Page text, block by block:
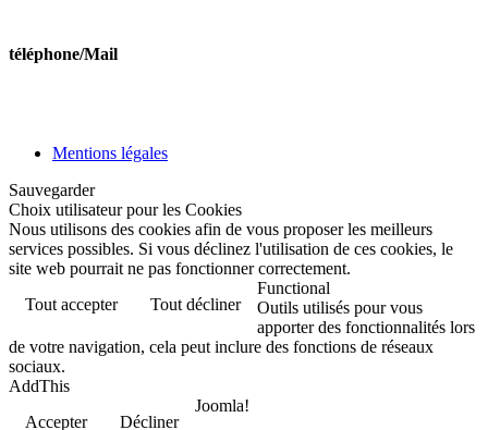
téléphone/Mail
Mentions légales
Sauvegarder
Choix utilisateur pour les Cookies
Nous utilisons des cookies afin de vous proposer les meilleurs
services possibles. Si vous déclinez l'utilisation de ces cookies, le
site web pourrait ne pas fonctionner correctement.
Tout accepter
Tout décliner
Functional
Outils utilisés pour vous
apporter des fonctionnalités lors
de votre navigation, cela peut inclure des fonctions de réseaux
sociaux.
AddThis
Accepter
Décliner
Joomla!